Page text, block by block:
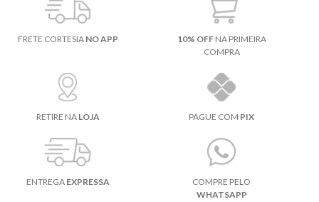
FRETE CORTESIA NO APP 10% OFFNA PRIMEIRA
COMPRA
RETIRE NA LOJA PAGUE COM PIX
ENTREGA EXPRESSA
COMPRE PELO
WHATSAPP